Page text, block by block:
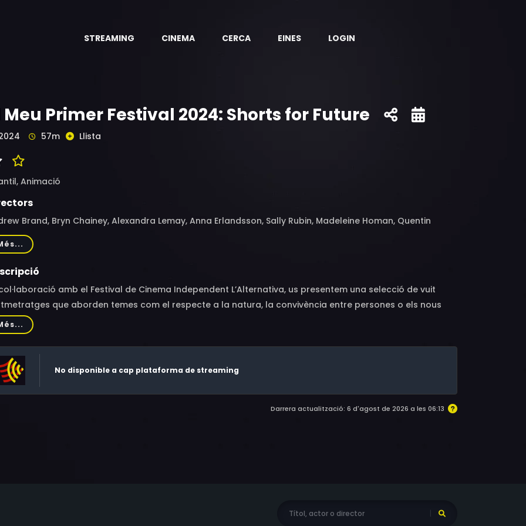
STREAMING CINEMA CERCA EINES LOGIN
Meu Primer Festival 2024: Shorts for Future
57m Llista
Animació
Brand, Bryn Chainey, Alexandra Lemay, Anna Erlandsson, Sally Rubin, Madeleine Homan, Quentin
Hélène Ducrocq
amb el Festival de Cinema Independent L’Alternativa, us presentem una selecció de vuit
que aborden temes com el respecte a la natura, la convivència entre persones o els nous
de família. Tots ells destaquen per oferir un punt de vista únic i original a través de tècniques
variades i noves. Curts per a pensar i gaudir!
No disponible a cap plataforma de streaming
Darrera actualització: 6 d'agost de 2026 a les 06:13